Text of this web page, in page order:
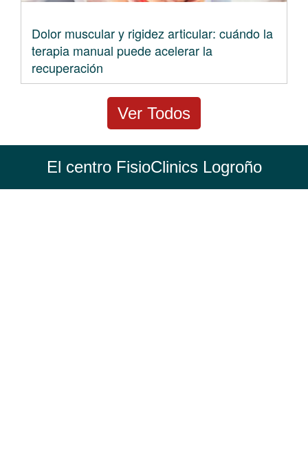
Dolor muscular y rigidez articular: cuándo la
terapia manual puede acelerar la
recuperación
Ver Todos
El centro FisioClinics Logroño